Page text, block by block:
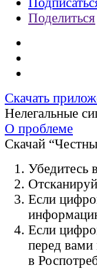
Поделиться
Скачать
Нелегальные
О проблеме
Скачай
Убедитесь
Если
Если
перед
в